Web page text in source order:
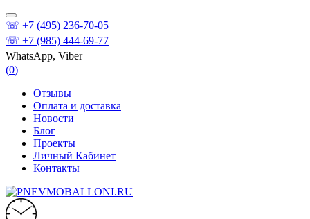
☏ +7 (495) 236-70-05
☏ +7 (985) 444-69-77
WhatsApp, Viber
(0)
Отзывы
Оплата и доставка
Новости
Блог
Проекты
Личный Кабинет
Контакты